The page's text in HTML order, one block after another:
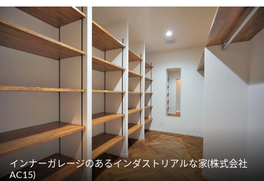
インナーガレージのあるインダストリアルな家(株式会社
AC15)